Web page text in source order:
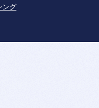
ング